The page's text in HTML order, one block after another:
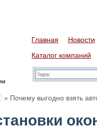
Главная Новости
Каталог компаний
» Почему выгодно взять